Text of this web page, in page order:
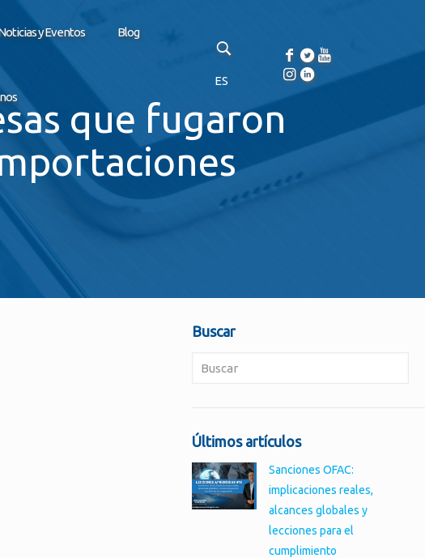
y Eventos Blog
ES
que fugaron
Buscar
Últimos artículos
Sanciones OFAC:
implicaciones reales,
alcances globales y
lecciones para el
cumplimiento